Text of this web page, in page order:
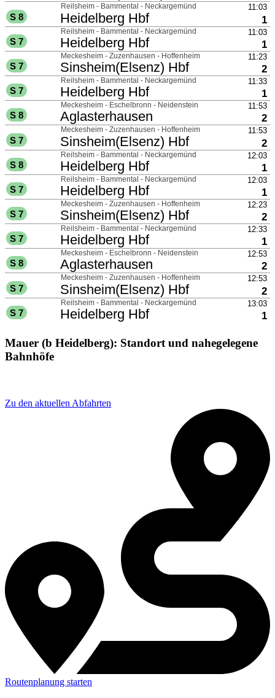
Mauer (b Heidelberg): Standort und nahegelegene
Bahnhöfe
Zu den aktuellen Abfahrten
Routenplanung starten